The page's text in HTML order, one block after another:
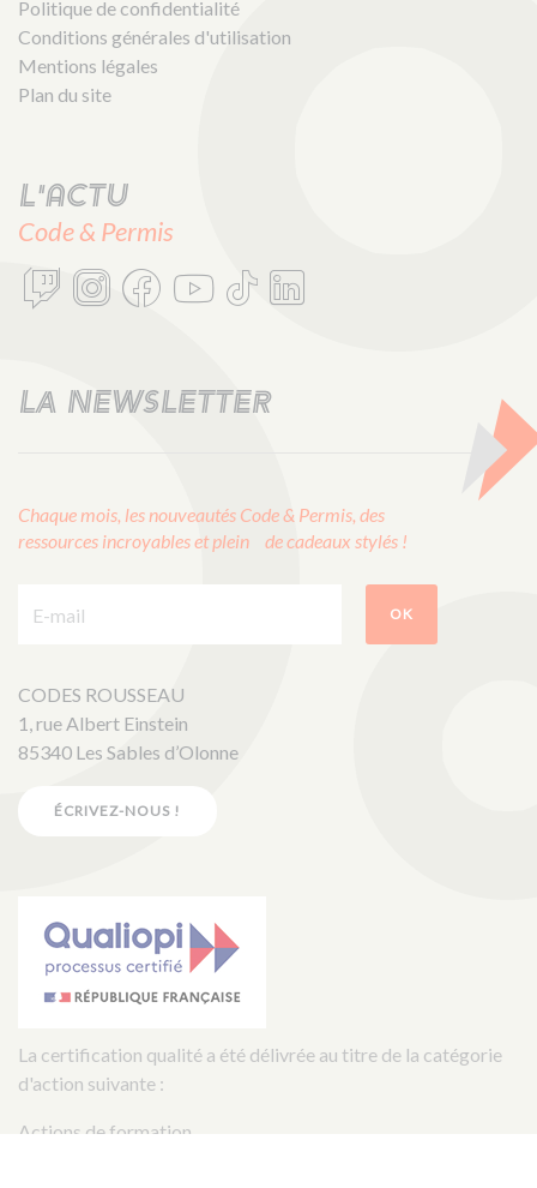
Politique de confidentialité
Conditions générales d'utilisation
Mentions légales
Plan du site
L'actu
Code & Permis
LA NEWSLETTER
Chaque mois, les nouveautés Code & Permis, des
ressources incroyables et plein de cadeaux stylés !
OK
CODES ROUSSEAU
1, rue Albert Einstein
85340 Les Sables d’Olonne
ÉCRIVEZ-NOUS !
La certification qualité a été délivrée au titre de la catégorie
d'action suivante :
Actions de formation